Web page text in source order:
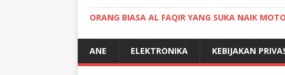
ORANG BIASA AL FAQIR YANG SUKA NAIK
ANE ELEKTRONIKA KEBIJAKAN